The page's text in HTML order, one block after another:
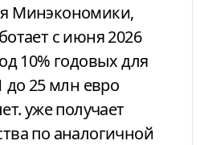
Минэкономики,
с июня 2026
10% годовых для
до 25 млн евро
уже получает
по аналогичной